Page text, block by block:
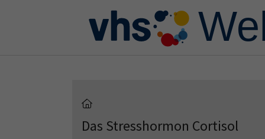
Das Stresshormon Cortisol